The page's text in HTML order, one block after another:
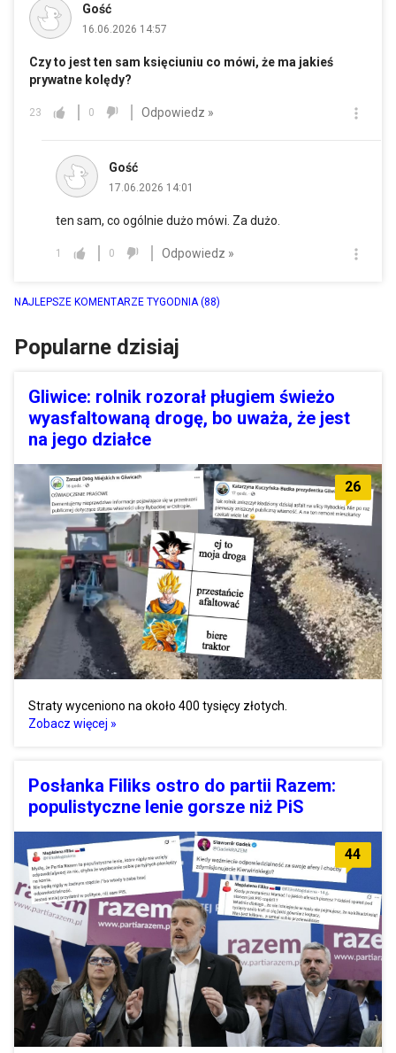
Gość
16.06.2026 14:57
Czy to jest ten sam księciuniu co mówi, że ma jakieś
prywatne kolędy?
23 0 Odpowiedz »
Gość
17.06.2026 14:01
ten sam, co ogólnie dużo mówi. Za dużo.
1 0 Odpowiedz »
NAJLEPSZE KOMENTARZE TYGODNIA(88)
Popularne dzisiaj
Gliwice: rolnik rozorał pługiem świeżo
wyasfaltowaną drogę, bo uważa, że jest
na jego działce
26
Straty wyceniono na około 400 tysięcy złotych.
Zobacz więcej »
Posłanka Filiks ostro do partii Razem:
populistyczne lenie gorsze niż PiS
44